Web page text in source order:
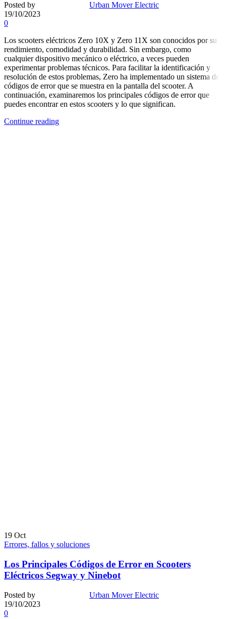
Posted by
Urban Mover Electric
19/10/2023
0
Los scooters eléctricos Zero 10X y Zero 11X son conocidos por su
rendimiento, comodidad y durabilidad. Sin embargo, como
cualquier dispositivo mecánico o eléctrico, a veces pueden
experimentar problemas técnicos. Para facilitar la identificación y
resolución de estos problemas, Zero ha implementado un sistema de
códigos de error que se muestra en la pantalla del scooter. A
continuación, examinaremos los principales códigos de error que
puedes encontrar en estos scooters y lo que significan.
Continue reading
19 Oct
Errores, fallos y soluciones
Los Principales Códigos de Error en Scooters
Eléctricos Segway y Ninebot
Posted by
Urban Mover Electric
19/10/2023
0